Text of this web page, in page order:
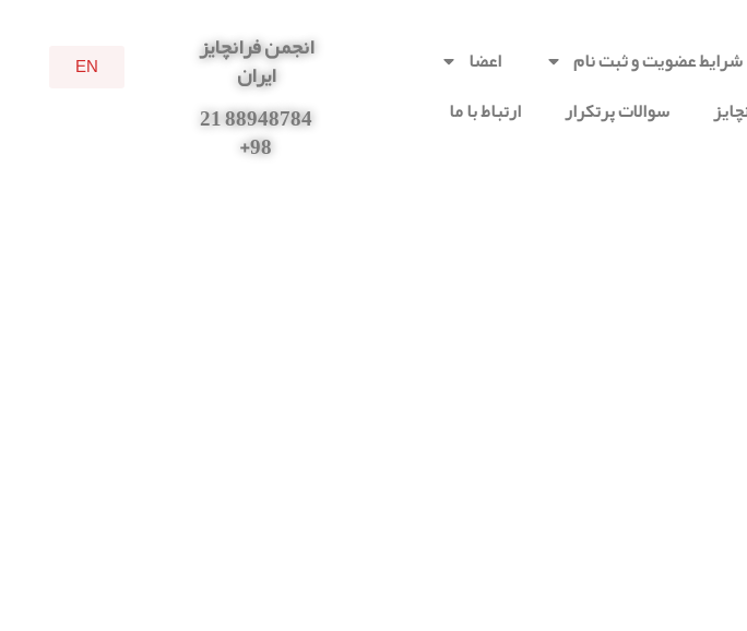
شرایط عضویت و ثبت نام
اعضا
سوالات پرتکرار ارتباط با ما
انجمن فرانچایز
ایران
88948784 21
98+
EN